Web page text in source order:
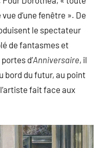
d’une fenêtre ». De
le spectateur
de fantasmes et
d’Anniversaire, il
bord du futur, au point
fait face aux